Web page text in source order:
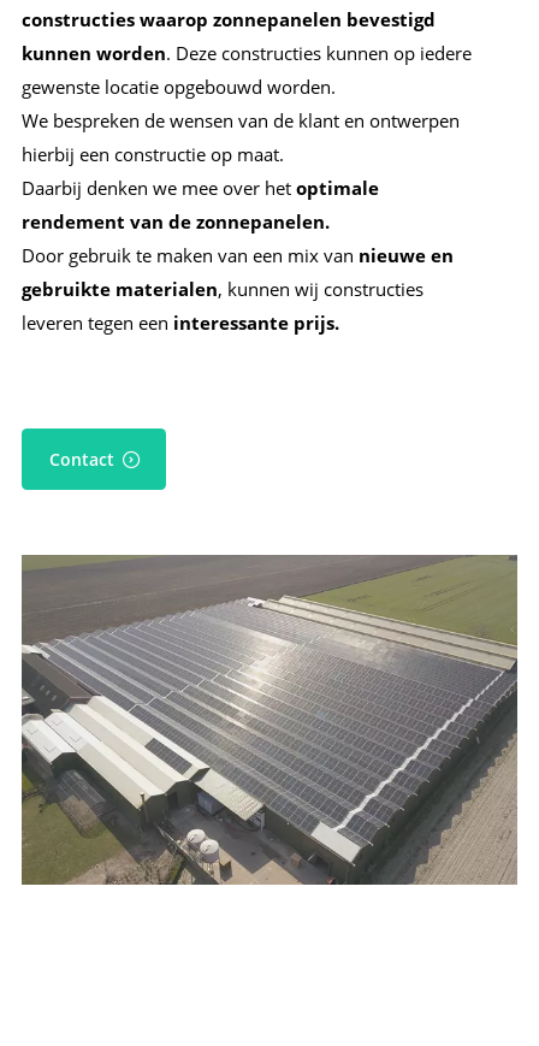
constructies waarop zonnepanelen bevestigd
kunnen worden. Deze constructies kunnen op iedere
gewenste locatie opgebouwd worden.
We bespreken de wensen van de klant en ontwerpen
hierbij een constructie op maat.
Daarbij denken we mee over het optimale
rendement van de zonnepanelen.
Door gebruik te maken van een mix van nieuwe en
gebruikte materialen, kunnen wij constructies
leveren tegen een interessante prijs.
Contact